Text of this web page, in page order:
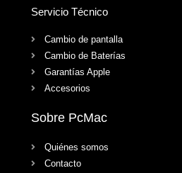
Servicio Técnico
Cambio de pantalla
Cambio de Baterías
Garantías Apple
Accesorios
Sobre PcMac
Quiénes somos
Contacto